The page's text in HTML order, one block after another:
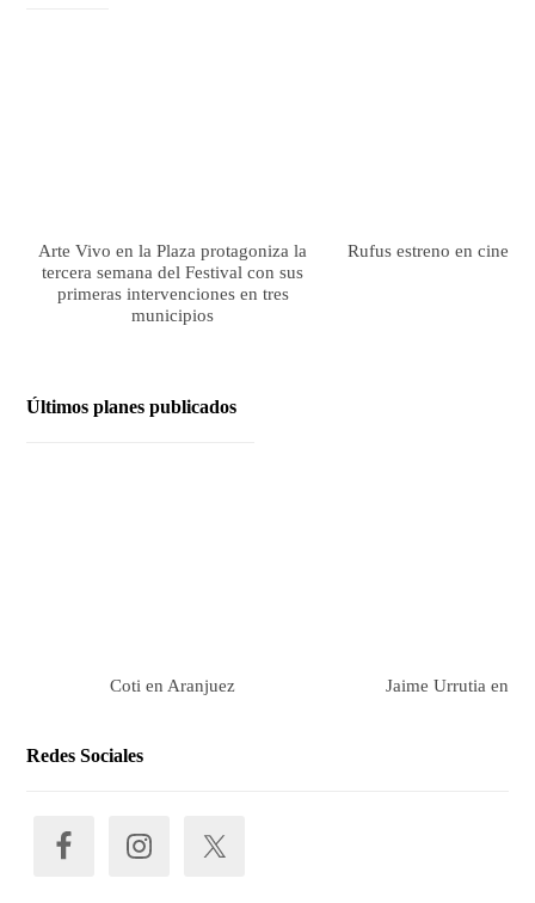
Arte Vivo en la Plaza protagoniza la
tercera semana del Festival con sus
primeras intervenciones en tres
municipios
Rufus estreno en cines
Últimos planes publicados
Coti en Aranjuez Jaime Urrutia en
Redes Sociales